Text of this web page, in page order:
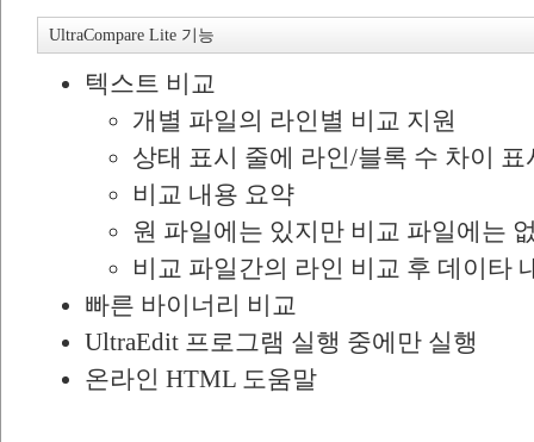
UltraCompare Lite 기능
텍스트 비교
개별 파일의 라인별 비교 지원
상태 표시 줄에 라인/블록 수 차이 표
비교 내용 요약
원 파일에는 있지만 비교 파일에는
비교 파일간의 라인 비교 후 데이타
빠른 바이너리 비교
UltraEdit 프로그램 실행 중에만 실행
온라인 HTML 도움말